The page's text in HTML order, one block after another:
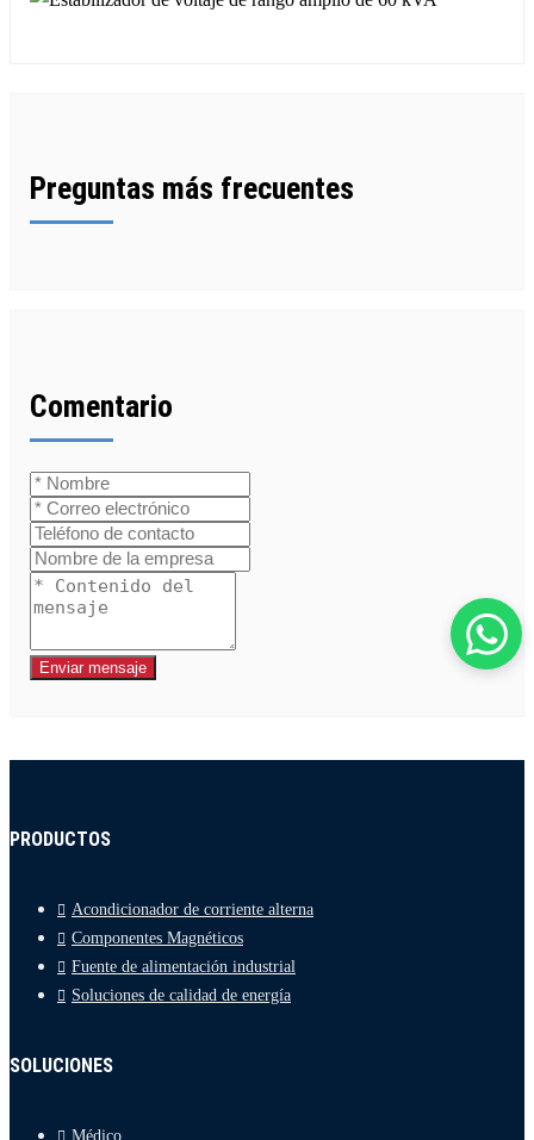
Preguntas más frecuentes
Comentario
Enviar mensaje
PRODUCTOS
Acondicionador de corriente alterna
Componentes Magnéticos
Fuente de alimentación industrial
Soluciones de calidad de energía
SOLUCIONES
Médico